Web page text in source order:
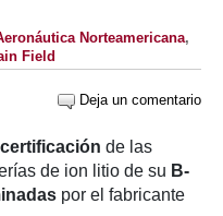
Norteamericana,
Field
Deja un comentario
de las
de ion litio de su B-
por el fabricante